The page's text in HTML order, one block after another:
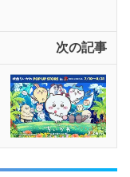
次の記事